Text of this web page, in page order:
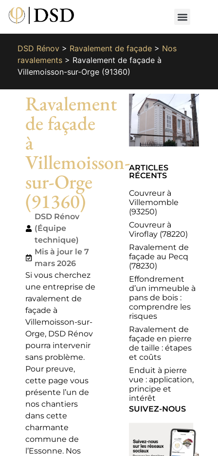
DSD Rénov> Ravalement de façade> Nos
ravalements> Ravalement de façade à
Villemoisson-sur-Orge (91360)
Ravalement
de façade
à
Villemoisson-
sur-Orge
(91360)
DSD Rénov
(Équipe
technique)
Mis à jour le 7
mars 2026
Si vous cherchez
une entreprise de
ravalement de
façade à
Villemoisson-sur-
Orge, DSD Rénov
pourra intervenir
sans problème.
Pour preuve,
cette page vous
présente l’un de
nos chantiers
dans cette
charmante
commune de
l’Essonne. Nos
ARTICLES
RÉCENTS
Couvreur à
Villemomble
(93250)
Couvreur à
Viroflay (78220)
Ravalement de
façade au Pecq
(78230)
Effondrement
d’un immeuble à
pans de bois :
comprendre les
risques
Ravalement de
façade en pierre
de taille : étapes
et coûts
Enduit à pierre
vue : application,
principe et
intérêt
SUIVEZ-NOUS